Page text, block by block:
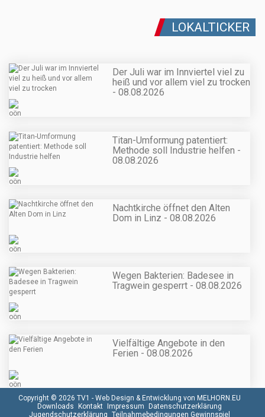
LOKALTICKER
Der Juli war im Innviertel viel zu
heiß und vor allem viel zu trocken
- 08.08.2026
Titan-Umformung patentiert:
Methode soll Industrie helfen -
08.08.2026
Nachtkirche öffnet den Alten
Dom in Linz - 08.08.2026
Wegen Bakterien: Badesee in
Tragwein gesperrt - 08.08.2026
Vielfältige Angebote in den
Ferien - 08.08.2026
Copyright © 2026 TV1 - Web Design & Entwicklung von MELHORN.EU
Downloads
Kontakt Impressum
Datenschutzerklärung
Jugendschutzerklärung Teilnahmebedingungen Gewinnspiel